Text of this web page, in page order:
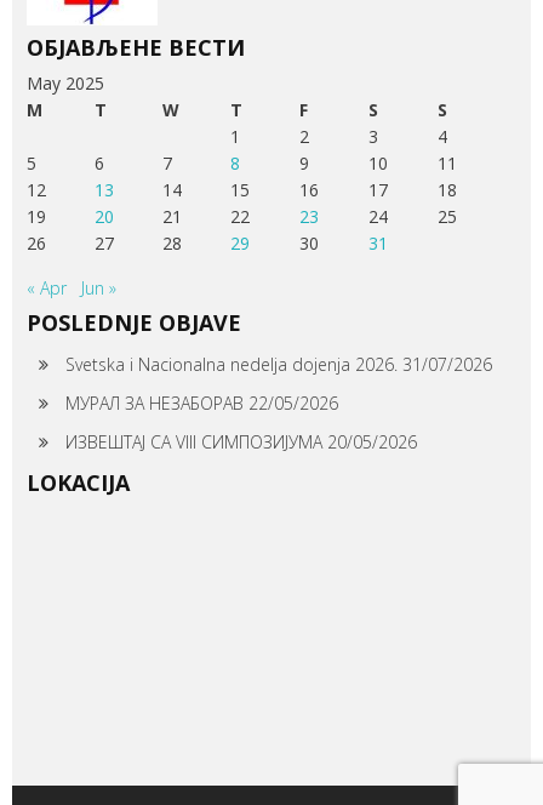
ОБЈАВЉЕНЕ ВЕСТИ
May 2025
M
T W T F S
S
1
2 3
4
5
6 7 8 9 10
11
12
13 14 15 16 17
18
19
20 21 22 23 24
25
26
27 28 29 30
31
« Apr
Jun »
POSLEDNJE OBJAVE
Svetska i Nacionalna nedelja dojenja 2026. 31/07/2026
МУРАЛ ЗА НЕЗАБОРАВ 22/05/2026
ИЗВЕШТАЈ СА VIII СИМПОЗИЈУМА 20/05/2026
LOKACIJA